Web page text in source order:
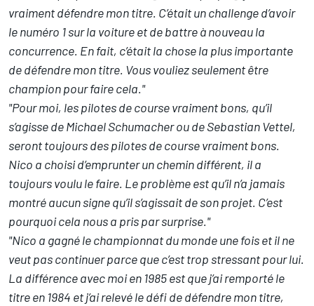
vraiment défendre mon titre. C’était un challenge d’avoir
le numéro 1 sur la voiture et de battre à nouveau la
concurrence. En fait, c’était la chose la plus importante
de défendre mon titre. Vous vouliez seulement être
champion pour faire cela."
"Pour moi, les pilotes de course vraiment bons, qu’il
s’agisse de Michael Schumacher ou de Sebastian Vettel,
seront toujours des pilotes de course vraiment bons.
Nico a choisi d’emprunter un chemin différent, il a
toujours voulu le faire. Le problème est qu’il n’a jamais
montré aucun signe qu’il s’agissait de son projet. C’est
pourquoi cela nous a pris par surprise."
"Nico a gagné le championnat du monde une fois et il ne
veut pas continuer parce que c’est trop stressant pour lui.
La différence avec moi en 1985 est que j’ai remporté le
titre en 1984 et j’ai relevé le défi de défendre mon titre,